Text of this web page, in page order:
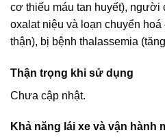
cơ thiếu máu tan huyết), người
oxalat niệu và loạn chuyển
thận), bị bệnh thalassemia
Thận trọng khi sử dụng
Chưa cập nhật.
Khả năng lái xe và vận hành